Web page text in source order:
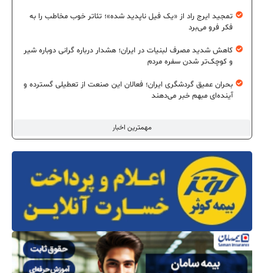
مهمترین اخبار
تمجید ایرج راد از «یک فیل ناپدید شده»؛ تئاتر خوب مخاطب را به
فکر فرو می‌برد
کاهش شدید مصرف لبنیات در ایران؛ هشدار درباره گرانی دوباره شیر
و کوچک‌تر شدن سفره مردم
بحران عمیق گردشگری ایران؛ فعالان این صنعت از تعطیلی گسترده و
آینده‌ای مبهم خبر می‌دهند